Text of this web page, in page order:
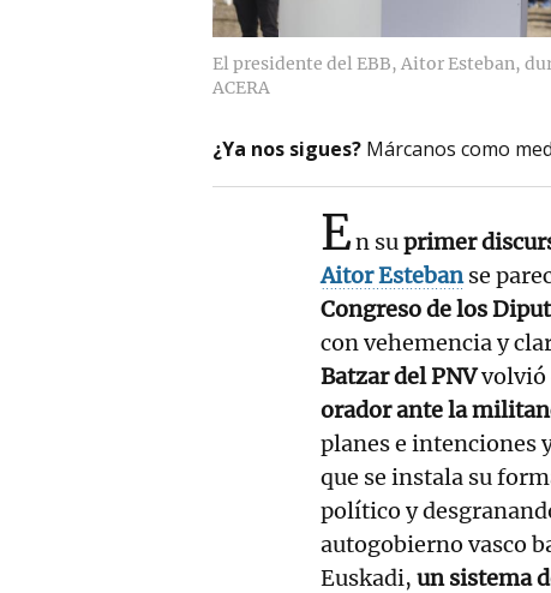
El presidente del EBB, Aitor Esteban,
ACERA
¿Ya nos sigues? Márcanos como
En suprimer
Aitor Esteban se
Congreso de los
con vehemencia y
Batzar del PNVvolvió
orador ante la
planes e intenciones
que se instala su
político y
autogobierno vasco
Euskadi, un sistema